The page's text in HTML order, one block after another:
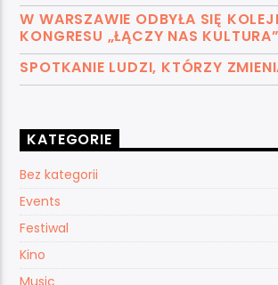
W WARSZAWIE ODBYŁA SIĘ
KONGRESU „ŁĄCZY NAS
SPOTKANIE LUDZI, KTÓRZY
KATEGORIE
Bez kategorii
Events
Festiwal
Kino
Music